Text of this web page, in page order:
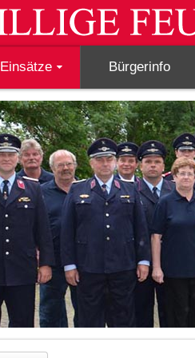
Einsätze Bürgerinfo